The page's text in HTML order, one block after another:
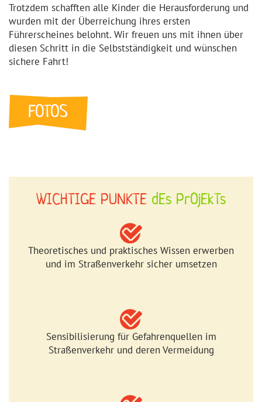
Trotzdem schafften alle Kinder die Herausforderung und
wurden mit der Überreichung ihres ersten
Führerscheines belohnt. Wir freuen uns mit ihnen über
diesen Schritt in die Selbstständigkeit und wünschen
sichere Fahrt!
WICHTIGE PUNKTE dEs PrOjEkTs
Theoretisches und praktisches Wissen erwerben
und im Straßenverkehr sicher umsetzen
Sensibilisierung für Gefahrenquellen im
Straßenverkehr und deren Vermeidung